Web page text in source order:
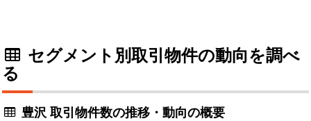
セグメント別取引物件の動向を調べ
る
豊沢 取引物件数の推移・動向の概要